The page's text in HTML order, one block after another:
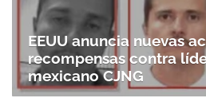
EEUU anuncia nuevas
recompensas contra
mexicano CJNG